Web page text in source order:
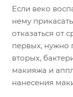
Если веко
нему
отказаться от
первых, нужно
вторых,
макияжа и
нанесения